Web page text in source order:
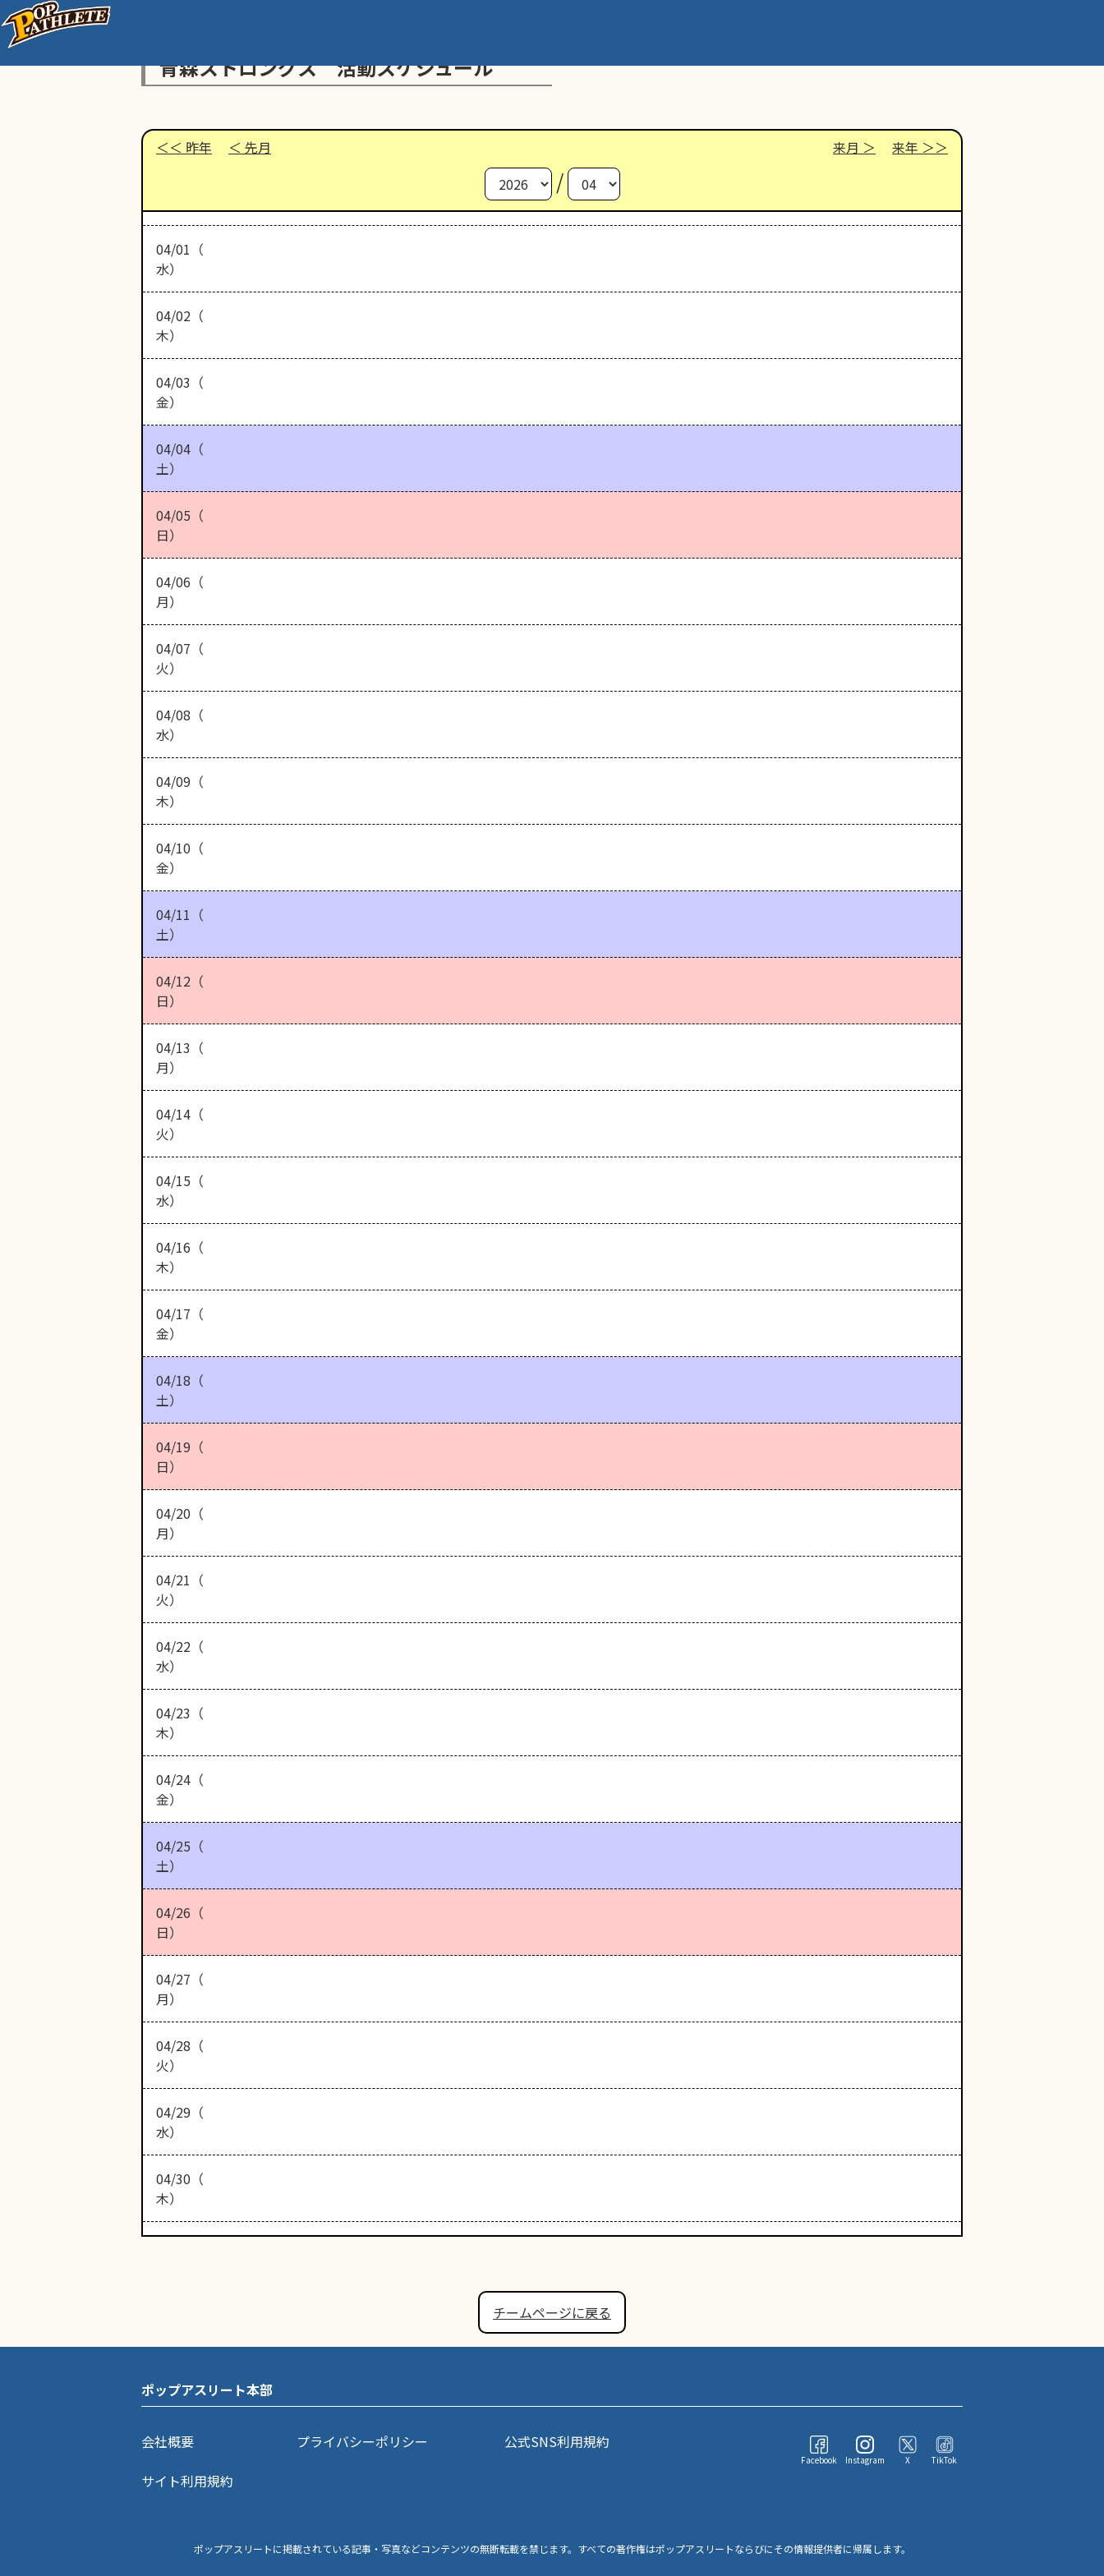
青森ストロングス 活動スケジュール
昨年 先月 来月 来年
/
04/01（
水）
04/02（
木）
04/03（
金）
04/04（
土）
04/05（
日）
04/06（
月）
04/07（
火）
04/08（
水）
04/09（
木）
04/10（
金）
04/11（
土）
04/12（
日）
04/13（
月）
04/14（
火）
04/15（
水）
04/16（
木）
04/17（
金）
04/18（
土）
04/19（
日）
04/20（
月）
04/21（
火）
04/22（
水）
04/23（
木）
04/24（
金）
04/25（
土）
04/26（
日）
04/27（
月）
04/28（
火）
04/29（
水）
04/30（
木）
チームページに戻る
ポップアスリート本部
会社概要 プライバシーポリシー
公式SNS利用規約
サイト利用規約
Facebook Instagram X TikTok
ポップアスリートに掲載されている記事・写真などコンテンツの無断転載を禁じます。すべての著作権はポップアスリートならびにその情報提供者に帰属します。